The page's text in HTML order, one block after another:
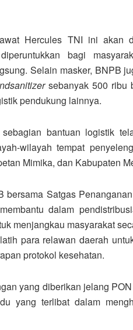
Hercules TNI ini akan
bagi
Selain masker, BNPB
sebanyak 500 ribu
pendukung lainnya.
bantuan logistik
wilayah tempat
Mimika, dan Kabupaten
Satgas
dalam
menjangkau masyarakat
para relawan daerah
protokol kesehatan.
yang diberikan jelang
yang terlibat dalam